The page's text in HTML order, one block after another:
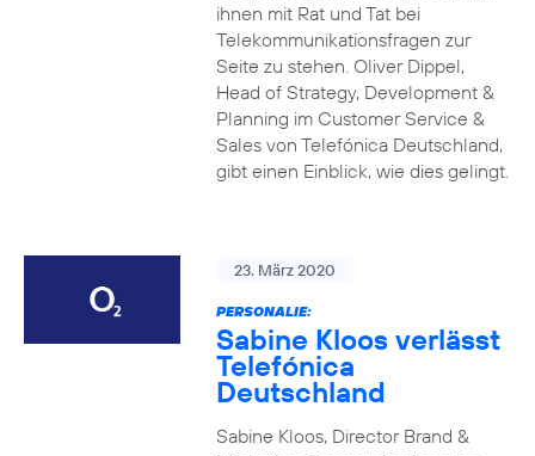
ihnen mit Rat und Tat bei
Telekommunikationsfragen zur
Seite zu stehen. Oliver Dippel,
Head of Strategy, Development &
Planning im Customer Service &
Sales von Telefónica Deutschland,
gibt einen Einblick, wie dies gelingt.
23. März 2020
PERSONALIE:
Sabine Kloos verlässt
Telefónica
Deutschland
Sabine Kloos, Director Brand &